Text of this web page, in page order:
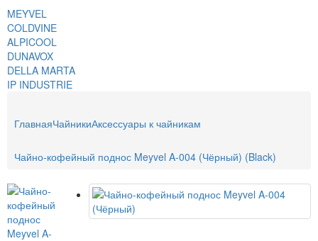
MEYVEL
COLDVINE
ALPICOOL
DUNAVOX
DELLA MARTA
IP INDUSTRIE
ГлавнаяЧайникиАксессуары к чайникам
Чайно-кофейный поднос Meyvel A-004 (Чёрный) (Black)